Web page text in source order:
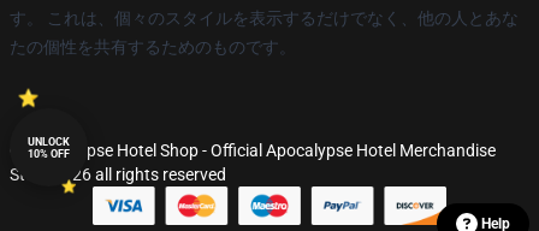
す。 これは、個々のスタイルを表示するだけでなく、他の人とあな
たの個性を共有するためのものです。
© Apocalypse Hotel Shop - Official Apocalypse Hotel Merchandise
Store 2026 all rights reserved
UNLOCK
10% OFF
Help